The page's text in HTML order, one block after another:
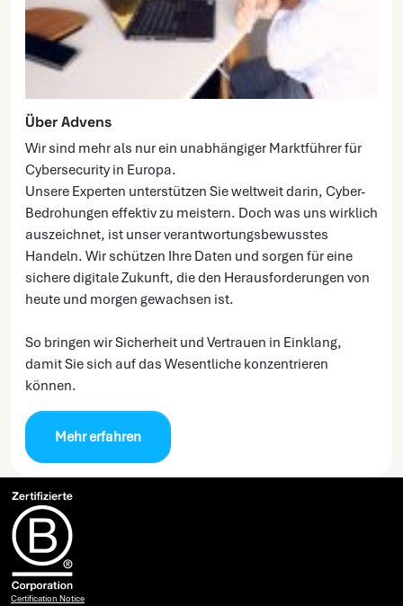
Über Advens
Wir sind mehr als nur ein unabhängiger Marktführer für
Cybersecurity in Europa.
Unsere Experten unterstützen Sie weltweit darin, Cyber-
Bedrohungen effektiv zu meistern. Doch was uns wirklich
auszeichnet, ist unser verantwortungsbewusstes
Handeln. Wir schützen Ihre Daten und sorgen für eine
sichere digitale Zukunft, die den Herausforderungen von
heute und morgen gewachsen ist.
So bringen wir Sicherheit und Vertrauen in Einklang,
damit Sie sich auf das Wesentliche konzentrieren
können.
Mehr erfahren
Certification Notice